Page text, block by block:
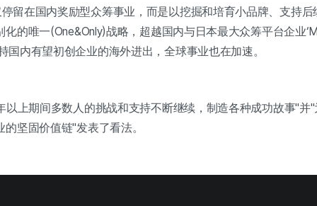
留在国内奖励型众筹事业，而是以挖掘和培育小品牌、支持
的唯一(One&Only)战略，超越国内与日本最大众筹平台企业
国内有望初创企业的海外进出，全球事业也在加速。
以上期间多数人的挑战和支持不断继续，制造各种成功故事"并
坚固价值链"发表了看法。